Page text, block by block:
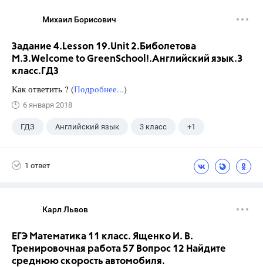
Михаил Борисович
Задание 4.Lesson 19.Unit 2.Биболетова
М.З.Welcome to GreenSchool!.Английский язык.3
класс.ГДЗ
Как ответить ? (Подробнее...)
6 января 2018
ГДЗ Английский язык 3 класс +1
1 ответ
Карл Львов
ЕГЭ Математика 11 класс. Ященко И. В.
Тренировочная работа 57 Вопрос 12 Найдите
среднюю скорость автомобиля.